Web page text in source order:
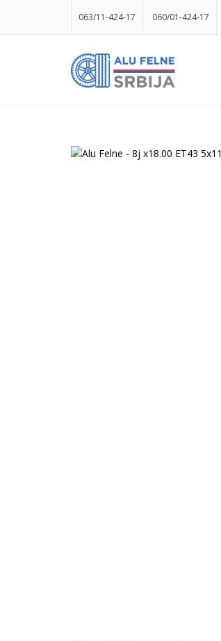
063/11-424-17 060/01-424-17